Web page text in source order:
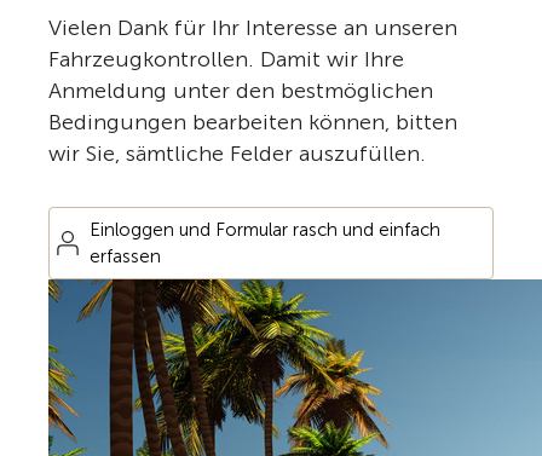
Vielen Dank für Ihr Interesse an unseren
Fahrzeugkontrollen. Damit wir Ihre
Anmeldung unter den bestmöglichen
Bedingungen bearbeiten können, bitten
wir Sie, sämtliche Felder auszufüllen.
Einloggen und Formular rasch und einfach
erfassen